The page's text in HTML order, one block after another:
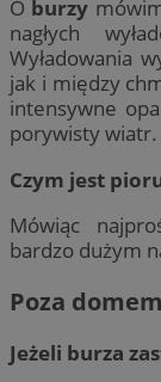
O burzy
nagłych
Wyładowania
jak i między
intensywne
porywisty wiatr.
Czym jest
Mówiąc
bardzo dużym
Poza domem
Jeżeli burza